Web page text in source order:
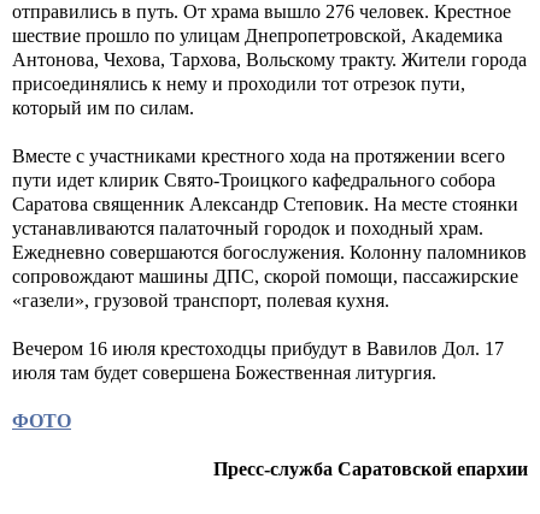
отправились в путь. От храма вышло 276 человек. Крестное
шествие прошло по улицам Днепропетровской, Академика
Антонова, Чехова, Тархова, Вольскому тракту. Жители города
присоединялись к нему и проходили тот отрезок пути,
который им по силам.
Вместе с участниками крестного хода на протяжении всего
пути идет клирик Свято-Троицкого кафедрального собора
Саратова священник Александр Степовик. На месте стоянки
устанавливаются палаточный городок и походный храм.
Ежедневно совершаются богослужения. Колонну паломников
сопровождают машины ДПС, скорой помощи, пассажирские
«газели», грузовой транспорт, полевая кухня.
Вечером 16 июля крестоходцы прибудут в Вавилов Дол. 17
июля там будет совершена Божественная литургия.
ФОТО
Пресс-служба Саратовской епархии